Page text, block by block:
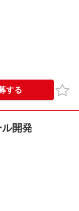
する お気
ル開発